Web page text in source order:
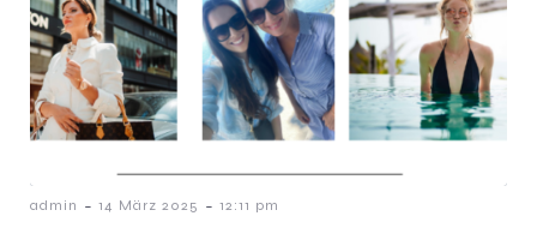
admin - 14 März 2025 - 12:11 pm